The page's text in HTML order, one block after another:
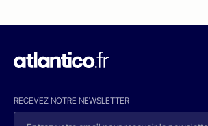
RECEVEZ NOTRE NEWSLETTER